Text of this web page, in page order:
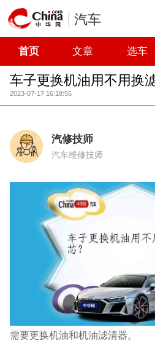
汽车
首页 文章 选车
车子更换机油用不用换
2023-07-17 16:18:55
汽修技师
汽车维修技师
需要更换机油和机油滤清器。